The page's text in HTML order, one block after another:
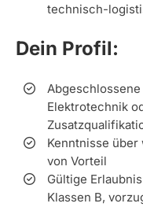
technisch-
Dein Profil:
Elektrotechnik
Kenntnisse
von Vorteil
Gültige
Klassen B,